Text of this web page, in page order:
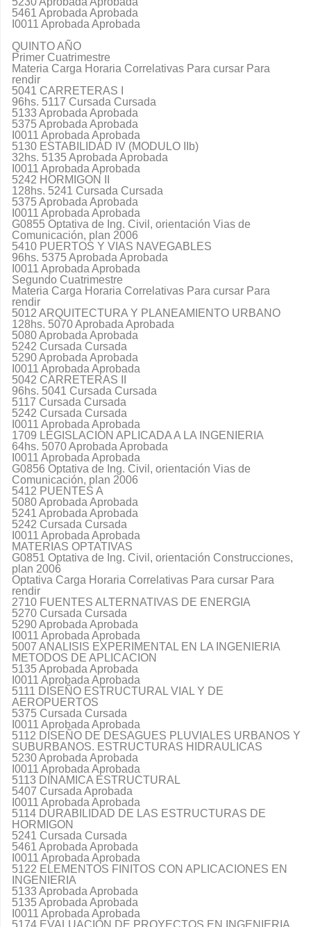
5461 Aprobada Aprobada
I0011 Aprobada Aprobada
QUINTO AÑO
Primer Cuatrimestre
Materia Carga Horaria Correlativas Para cursar Para
rendir
5041 CARRETERAS I
96hs. 5117 Cursada Cursada
5133 Aprobada Aprobada
5375 Aprobada Aprobada
I0011 Aprobada Aprobada
5130 ESTABILIDAD IV (MODULO IIb)
32hs. 5135 Aprobada Aprobada
I0011 Aprobada Aprobada
5242 HORMIGON II
128hs. 5241 Cursada Cursada
5375 Aprobada Aprobada
I0011 Aprobada Aprobada
G0855 Optativa de Ing. Civil, orientación Vias de
Comunicación, plan 2006
5410 PUERTOS Y VIAS NAVEGABLES
96hs. 5375 Aprobada Aprobada
I0011 Aprobada Aprobada
Segundo Cuatrimestre
Materia Carga Horaria Correlativas Para cursar Para
rendir
5012 ARQUITECTURA Y PLANEAMIENTO URBANO
128hs. 5070 Aprobada Aprobada
5080 Aprobada Aprobada
5242 Cursada Cursada
5290 Aprobada Aprobada
I0011 Aprobada Aprobada
5042 CARRETERAS II
96hs. 5041 Cursada Cursada
5117 Cursada Cursada
5242 Cursada Cursada
I0011 Aprobada Aprobada
1709 LEGISLACION APLICADA A LA INGENIERIA
64hs. 5070 Aprobada Aprobada
I0011 Aprobada Aprobada
G0856 Optativa de Ing. Civil, orientación Vias de
Comunicación, plan 2006
5412 PUENTES A
5080 Aprobada Aprobada
5241 Aprobada Aprobada
5242 Cursada Cursada
I0011 Aprobada Aprobada
MATERIAS OPTATIVAS
G0851 Optativa de Ing. Civil, orientación Construcciones,
plan 2006
Optativa Carga Horaria Correlativas Para cursar Para
rendir
2710 FUENTES ALTERNATIVAS DE ENERGIA
5270 Cursada Cursada
5290 Aprobada Aprobada
I0011 Aprobada Aprobada
5007 ANALISIS EXPERIMENTAL EN LA INGENIERIA
METODOS DE APLICACION
5135 Aprobada Aprobada
I0011 Aprobada Aprobada
5111 DISEÑO ESTRUCTURAL VIAL Y DE
AEROPUERTOS
5375 Cursada Cursada
I0011 Aprobada Aprobada
5112 DISEÑO DE DESAGUES PLUVIALES URBANOS Y
SUBURBANOS. ESTRUCTURAS HIDRAULICAS
5230 Aprobada Aprobada
I0011 Aprobada Aprobada
5113 DINAMICA ESTRUCTURAL
5407 Cursada Aprobada
I0011 Aprobada Aprobada
5114 DURABILIDAD DE LAS ESTRUCTURAS DE
HORMIGON
5241 Cursada Cursada
5461 Aprobada Aprobada
I0011 Aprobada Aprobada
5122 ELEMENTOS FINITOS CON APLICACIONES EN
INGENIERIA
5133 Aprobada Aprobada
5135 Aprobada Aprobada
I0011 Aprobada Aprobada
5174 EVALUACIÓN DE PROYECTOS EN INGENIERIA